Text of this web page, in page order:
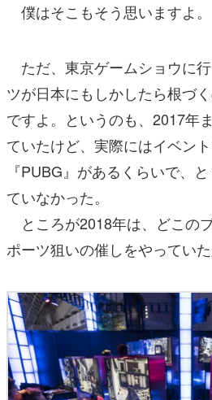
僕はそこもそう思いますよ。
ただ、東京ゲームショウに
ツが日本にもしかしたら根づ
ですよ。というのも、2017年
ていたけど、実際にはイベン
『PUBG』があるくらいで、
ていなかった。
ところが2018年は、どこの
ポーツ狙いの催しをやっていた